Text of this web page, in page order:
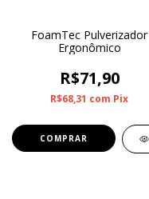
FoamTec Pulverizador
Ergonômico
R$71,90
R$68,31 com Pix